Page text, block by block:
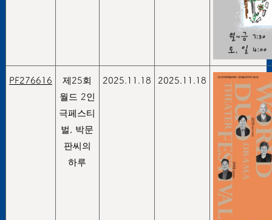
PF276616
제25회
월드 2인
극페스티
벌, 박문
판씨의
하루
2025.11.18 2025.11.18